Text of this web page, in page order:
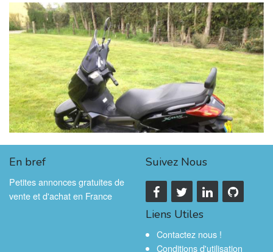
En bref
Petites annonces gratuites de
vente et d'achat en France
Suivez Nous
Liens Utiles
Contactez nous !
Conditions d'utilisation